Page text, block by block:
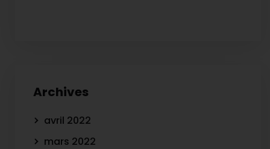
Archives
avril 2022
mars 2022